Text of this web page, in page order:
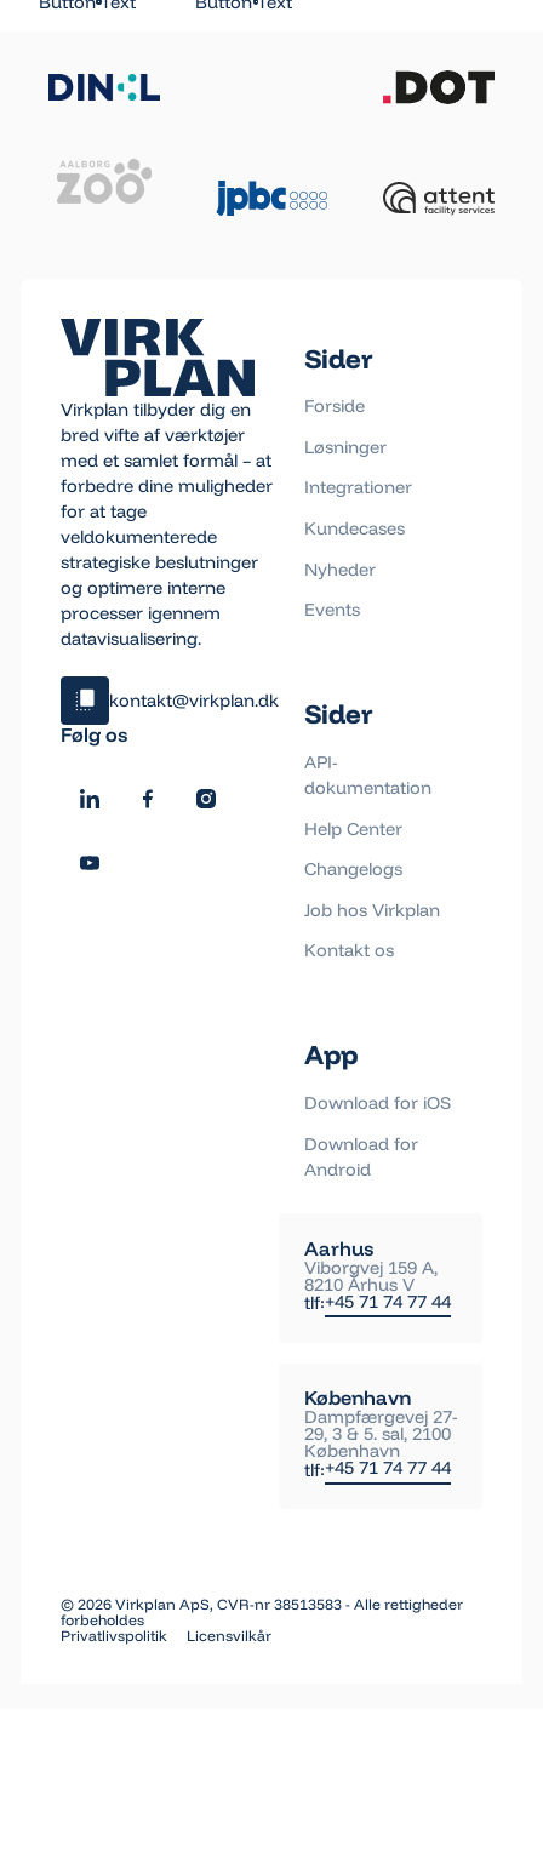
Button Text Button Text
Virkplan tilbyder dig en
bred vifte af værktøjer
med et samlet formål – at
forbedre dine muligheder
for at tage
veldokumenterede
strategiske beslutninger
og optimere interne
processer igennem
datavisualisering.
kontakt@virkplan.dk
Klik og kopiér email
Email blev kopieret!
Følg os
Sider
Forside
Løsninger
Integrationer
Kundecases
Nyheder
Events
Sider
API-
dokumentation
Help Center
Changelogs
Job hos Virkplan
Kontakt os
App
Download for iOS
Download for
Android
Aarhus
Viborgvej 159 A,
8210 Århus V
tlf:+45 71 74 77 44
København
Dampfærgevej 27-
29, 3 & 5. sal, 2100
København
tlf:+45 71 74 77 44
©2026 Virkplan ApS, CVR-nr 38513583 - Alle rettigheder
forbeholdes
Privatlivspolitik
Licensvilkår